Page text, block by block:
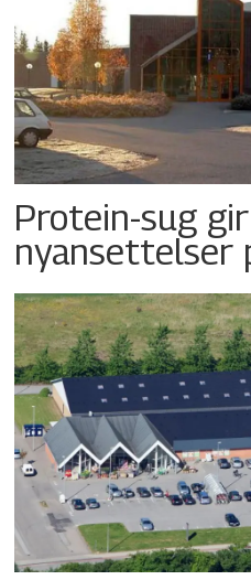
Protein-sug
nyansettelser